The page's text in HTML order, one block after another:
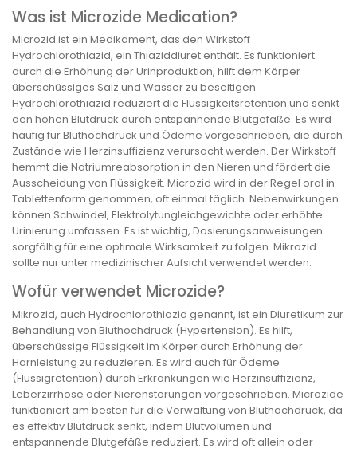
Was ist Microzide Medication?
Microzid ist ein Medikament, das den Wirkstoff
Hydrochlorothiazid, ein Thiaziddiuret enthält. Es funktioniert
durch die Erhöhung der Urinproduktion, hilft dem Körper
überschüssiges Salz und Wasser zu beseitigen.
Hydrochlorothiazid reduziert die Flüssigkeitsretention und senkt
den hohen Blutdruck durch entspannende Blutgefäße. Es wird
häufig für Bluthochdruck und Ödeme vorgeschrieben, die durch
Zustände wie Herzinsuffizienz verursacht werden. Der Wirkstoff
hemmt die Natriumreabsorption in den Nieren und fördert die
Ausscheidung von Flüssigkeit. Microzid wird in der Regel oral in
Tablettenform genommen, oft einmal täglich. Nebenwirkungen
können Schwindel, Elektrolytungleichgewichte oder erhöhte
Urinierung umfassen. Es ist wichtig, Dosierungsanweisungen
sorgfältig für eine optimale Wirksamkeit zu folgen. Mikrozid
sollte nur unter medizinischer Aufsicht verwendet werden.
Wofür verwendet Microzide?
Mikrozid, auch Hydrochlorothiazid genannt, ist ein Diuretikum zur
Behandlung von Bluthochdruck (Hypertension). Es hilft,
überschüssige Flüssigkeit im Körper durch Erhöhung der
Harnleistung zu reduzieren. Es wird auch für Ödeme
(Flüssigretention) durch Erkrankungen wie Herzinsuffizienz,
Leberzirrhose oder Nierenstörungen vorgeschrieben. Microzide
funktioniert am besten für die Verwaltung von Bluthochdruck, da
es effektiv Blutdruck senkt, indem Blutvolumen und
entspannende Blutgefäße reduziert. Es wird oft allein oder